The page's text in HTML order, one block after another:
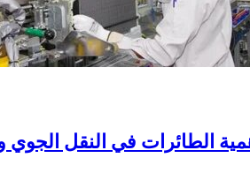
الطائرات في النقل الجوي